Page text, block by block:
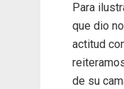
Para
que dio
actitud
de su